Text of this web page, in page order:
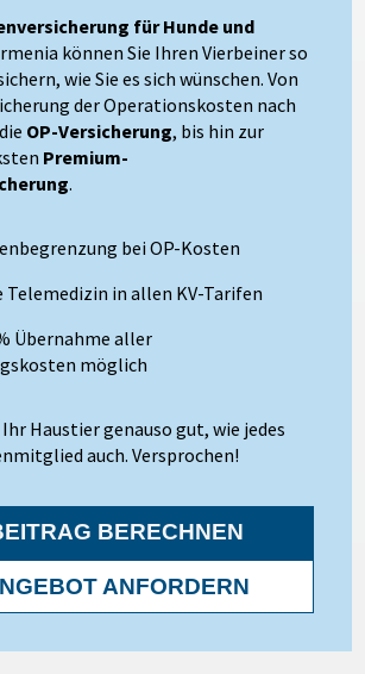
für Hunde und
können Sie Ihren Vierbeiner so
wie Sie es sich wünschen. Von
der Operationskosten nach
OP-Versicherung, bis hin zur
Premium-
.
bei OP-Kosten
Telemedizin in allen KV-Tarifen
Übernahme aller
möglich
Haustier genauso gut, wie jedes
auch. Versprochen!
BERECHNEN
ANFORDERN